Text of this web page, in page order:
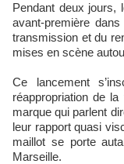
Pendant deux jours,
avant-première
transmission et du
mises en scène
Ce lancement
réappropriation de
marque qui parlent
leur rapport quasi
maillot se porte
Marseille.